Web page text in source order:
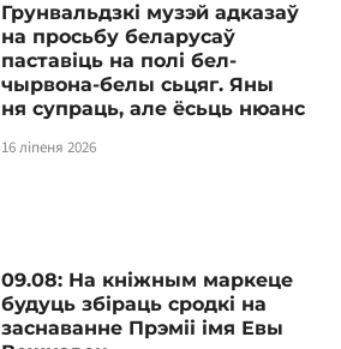
Грунвальдзкі музэй адказаў
на просьбу беларусаў
паставіць на полі бел-
чырвона-белы сьцяг. Яны
ня супраць, але ёсьць нюанс
16 ліпеня 2026
09.08: На кніжным маркеце
будуць збіраць сродкі на
заснаванне Прэміі імя Евы